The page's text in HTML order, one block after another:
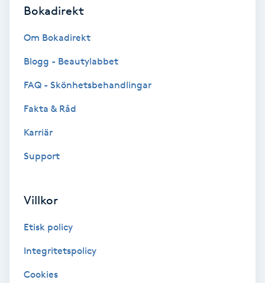
Vaccination
Vaxning
Veterinär
Vibrationsmassage
Bokadirekt
Om Bokadirekt
Blogg - Beautylabbet
FAQ - Skönhetsbehandlingar
Fakta & Råd
Karriär
Support
Villkor
Etisk policy
Integritetspolicy
Cookies